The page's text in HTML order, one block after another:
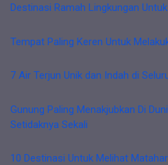
Destinasi Ramah Lingkungan
Tempat Paling Keren Untuk
7 Air Terjun Unik dan Indah di
Gunung Paling Menakjubkan Di
Setidaknya Sekali
10 Destinasi Untuk Melihat